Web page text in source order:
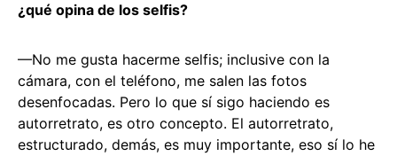
¿qué opina de los selfis?
—No me gusta hacerme selfis; inclusive con la
cámara, con el teléfono, me salen las fotos
desenfocadas. Pero lo que sí sigo haciendo es
autorretrato, es otro concepto. El autorretrato,
estructurado, demás, es muy importante, eso sí lo he